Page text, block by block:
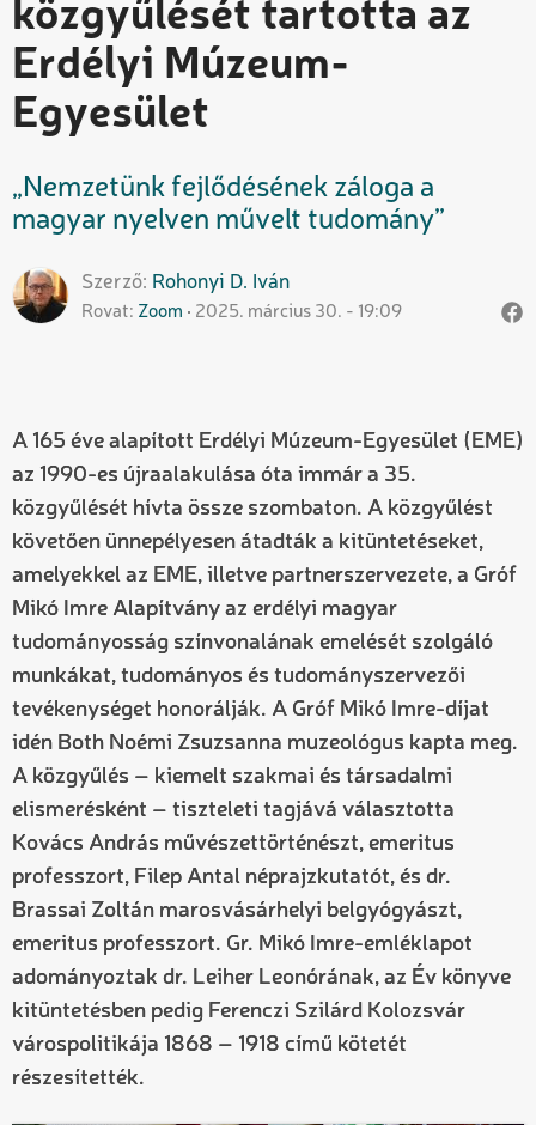
közgyűlését tartotta az
Erdélyi Múzeum-
Egyesület
„Nemzetünk fejlődésének záloga a
magyar nyelven művelt tudomány”
Szerző Rohonyi D. Iván
Rovat Zoom 2025. március 30. - 19:09
A 165 éve alapított Erdélyi Múzeum-Egyesület (EME)
az 1990-es újraalakulása óta immár a 35.
közgyűlését hívta össze szombaton. A közgyűlést
követően ünnepélyesen átadták a kitüntetéseket,
amelyekkel az EME, illetve partnerszervezete, a Gróf
Mikó Imre Alapítvány az erdélyi magyar
tudományosság színvonalának emelését szolgáló
munkákat, tudományos és tudományszervezői
tevékenységet honorálják. A Gróf Mikó Imre-díjat
idén Both Noémi Zsuzsanna muzeológus kapta meg.
A közgyűlés – kiemelt szakmai és társadalmi
elismerésként – tiszteleti tagjává választotta
Kovács András művészettörténészt, emeritus
professzort, Filep Antal néprajzkutatót, és dr.
Brassai Zoltán marosvásárhelyi belgyógyászt,
emeritus professzort. Gr. Mikó Imre-emléklapot
adományoztak dr. Leiher Leonórának, az Év könyve
kitüntetésben pedig Ferenczi Szilárd Kolozsvár
várospolitikája 1868 – 1918 című kötetét
részesítették.